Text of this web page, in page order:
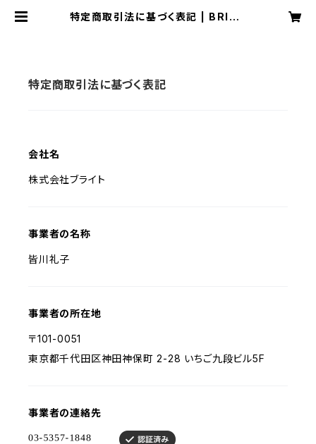
特定商取引法に基づく表記 | BRIGH
特定商取引法に基づく表記
会社名
株式会社ブライト
事業者の名称
皆川礼子
事業者の所在地
〒101-0051
東京都千代田区神田神保町 2-28 いちご九段ビル5F
事業者の連絡先